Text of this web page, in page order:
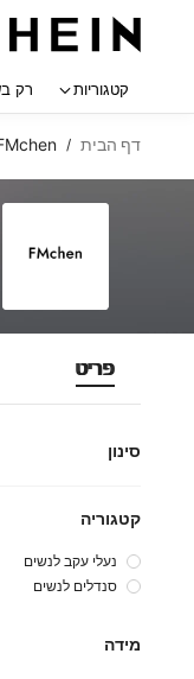
קטגוריות רק
דף הבית /
פריט
סינון
קטגוריה
נעלי עקב לנשים
סנדלים לנשים
מידה